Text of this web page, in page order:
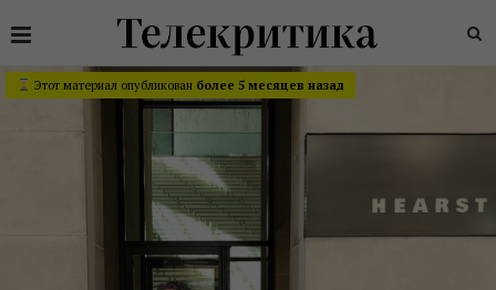
Этот материал опубликован более 5 месяцев назад